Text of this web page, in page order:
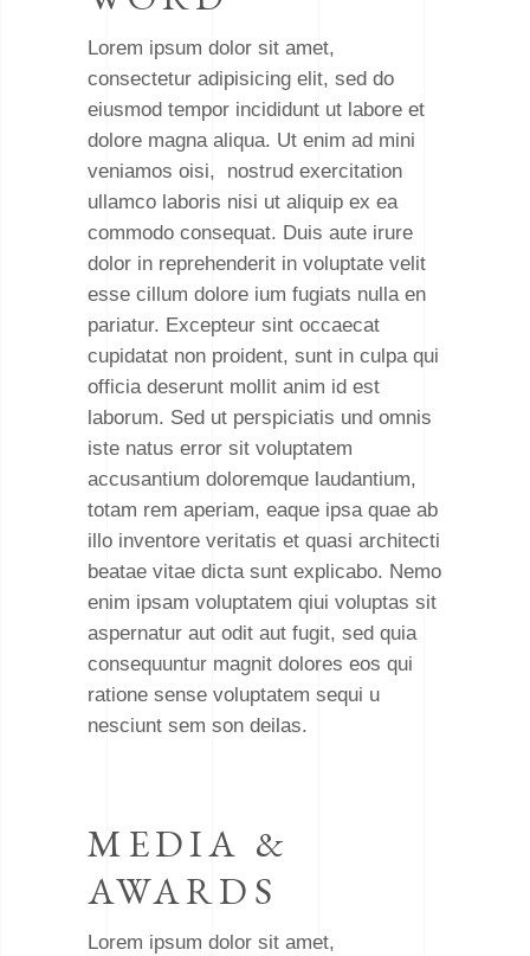
Lorem ipsum dolor sit amet,
consectetur adipisicing elit, sed do
eiusmod tempor incididunt ut labore et
dolore magna aliqua. Ut enim ad mini
veniamos oisi, nostrud exercitation
ullamco laboris nisi ut aliquip ex ea
commodo consequat. Duis aute irure
dolor in reprehenderit in voluptate velit
esse cillum dolore ium fugiats nulla en
pariatur. Excepteur sint occaecat
cupidatat non proident, sunt in culpa qui
officia deserunt mollit anim id est
laborum. Sed ut perspiciatis und omnis
iste natus error sit voluptatem
accusantium doloremque laudantium,
totam rem aperiam, eaque ipsa quae ab
illo inventore veritatis et quasi architecti
beatae vitae dicta sunt explicabo. Nemo
enim ipsam voluptatem qiui voluptas sit
aspernatur aut odit aut fugit, sed quia
consequuntur magnit dolores eos qui
ratione sense voluptatem sequi u
nesciunt sem son deilas.
MEDIA &
AWARDS
Lorem ipsum dolor sit amet,